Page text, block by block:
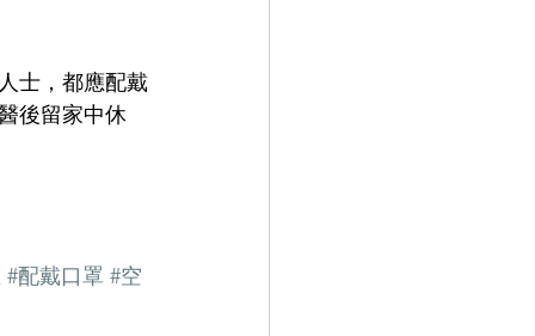
士，都應配戴
後留家中休
#配戴口罩 #空